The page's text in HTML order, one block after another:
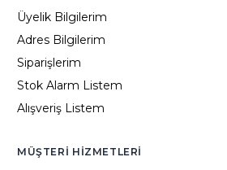
Üyelik Bilgilerim
Adres Bilgilerim
Siparişlerim
Stok Alarm Listem
Alışveriş Listem
MÜŞTERI HIZMETLERI